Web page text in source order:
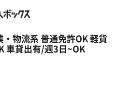
物流系 普通免許OK 軽貨
車貸出有/週3日~OK